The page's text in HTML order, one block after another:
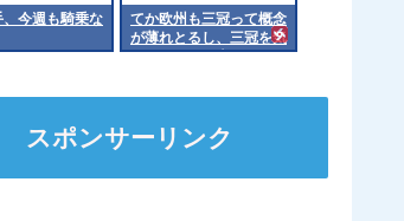
、今週も騎乗な
てか欧州も三冠って概念
が薄れとるし、三冠を気
にするのは日本くらいに
スポンサーリンク